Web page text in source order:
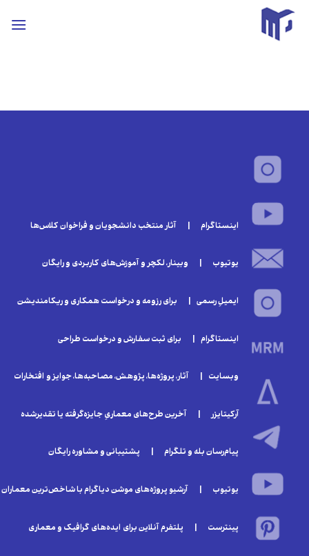
محتوا
اینستاگرام | آثار منتخب دانشجویان و فراخوان‌ کلا‌س‌ها
یوتیوب | وبینار‌، لکچر و آموزش‌های کاربردی و رایگان
ایمیلِ رسمی | برای رزومه و درخواست همکاری و ریکامندیشن
اینستاگرام | برای ثبت سفارش و درخواست طراحی
وبسایت | آثار، پروژه‌ها، پژوهش، مصاحبه‌ها، جوایز و افتخارات
آرکیتایزر | آخرین طرح‌های معماریِ جایزه‌گرفته یا تقدیر‌شده
پیام‌رسان بله و تلگرام | پشتیبانی و مشاوره رایگان
یوتیوب | آرشیو پروژه‌های موشن دیاگرام با شاخص‌ترین معماران
پینترست | پلتفرم آنلاین برای ایده‌های گرافیک و معماری